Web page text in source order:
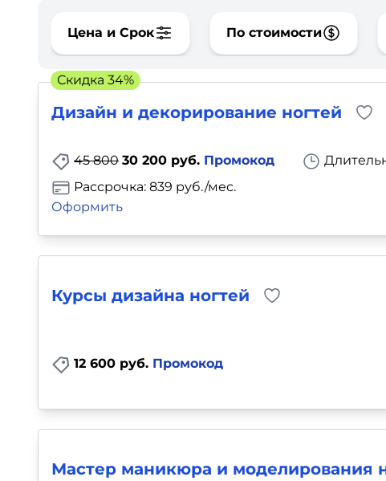
Цена и Срок По стоимости
Дизайн и декорирование ногтей
45 800 30 200 руб. Промокод
Рассрочка: 839 руб./мес.
Оформить
Скидка 34%
Курсы дизайна ногтей
12 600 руб. Промокод
Мастер маникюра и моделирования
Видео, фото, аудио
Маркетинг
Иностранный язык
Для детей
Красота, здоровье, фитнес
Психология и саморазвитие
Тесты на профориентацию